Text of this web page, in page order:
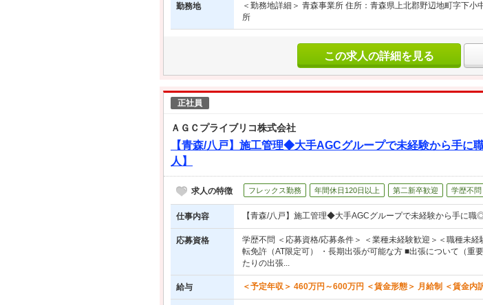
勤務地
＜勤務地詳細＞ 青森事業所 住所：青森県上北郡野辺地町字下
所
この求人の詳細を見る
正社員
ＡＧＣプライブリコ株式会社
【青森/八戸】施工管理◆大手AGCグループで未経験から手
人】
求人の特徴 フレックス勤務 年間休日120日以上 第二新卒歓迎 学歴不問
仕事内容 【青森/八戸】施工管理◆大手AGCグループで未経験から手に
応募資格
学歴不問 ＜応募資格/応募条件＞ ＜業種未経験歓迎＞＜職種未
転免許（AT限定可） ・長期出張が可能な方 ■出張について（重
たりの出張...
給与 ＜予定年収＞ 460万円～600万円 ＜賃金形態＞ 月給制 ＜賃金内